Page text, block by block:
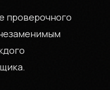
проверочного